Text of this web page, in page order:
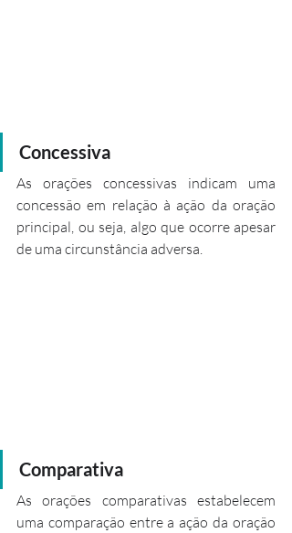
Concessiva
As orações concessivas indicam uma
concessão em relação à ação da oração
principal, ou seja, algo que ocorre apesar
de uma circunstância adversa.
Comparativa
As orações comparativas estabelecem
uma comparação entre a ação da oração